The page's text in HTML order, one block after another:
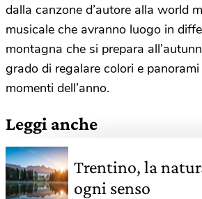
dalla canzone d’autore alla world
musicale che avranno luogo in
montagna che si prepara
grado di regalare colori e
momenti dell’anno.
Leggi anche
Trentino, la
ogni senso